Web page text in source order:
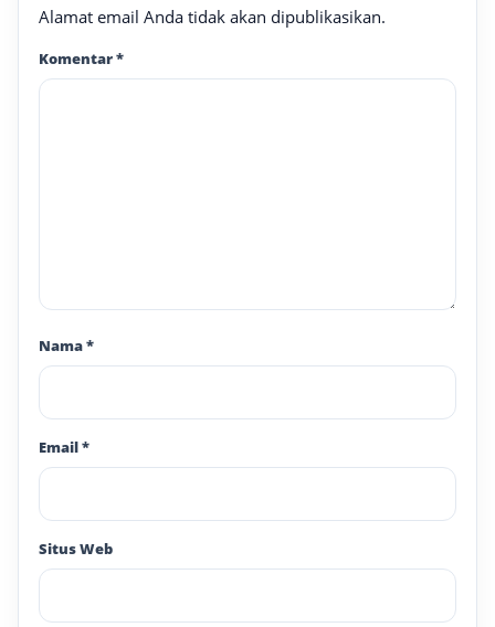
Alamat email Anda tidak akan dipublikasikan.
Komentar*
Nama*
Email*
Situs Web